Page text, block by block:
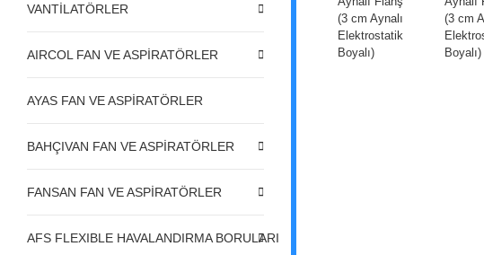
VANTİLATÖRLER
AIRCOL FAN VE ASPİRATÖRLER
AYAS FAN VE ASPİRATÖRLER
BAHÇIVAN FAN VE ASPİRATÖRLER
FANSAN FAN VE ASPİRATÖRLER
AFS FLEXIBLE HAVALANDIRMA BORULARI